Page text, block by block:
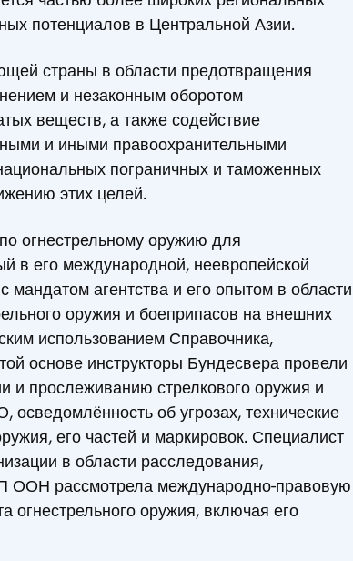
потенциалов в Центральной Азии.
страны в области предотвращения
и незаконным оборотом
веществ, а также содействие
и иными правоохранительными
пограничных и таможенных
этих целей.
огнестрельному оружию для
в его международной, неевропейской
мандатом агентства и его опытом в области
оружия и боеприпасов на внешних
использованием Справочника,
основе инструкторы Бундесвера провели
и прослеживанию стрелкового оружия и
об угрозах, технические
его частей и маркировок. Специалист
в области расследования,
ООН рассмотрела международно-правовую
огнестрельного оружия, включая его